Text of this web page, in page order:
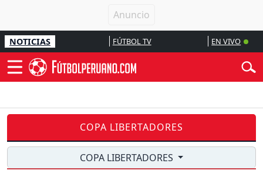
NOTICIAS FÚTBOL TV EN VIVO
COPA LIBERTADORES
COPA LIBERTADORES